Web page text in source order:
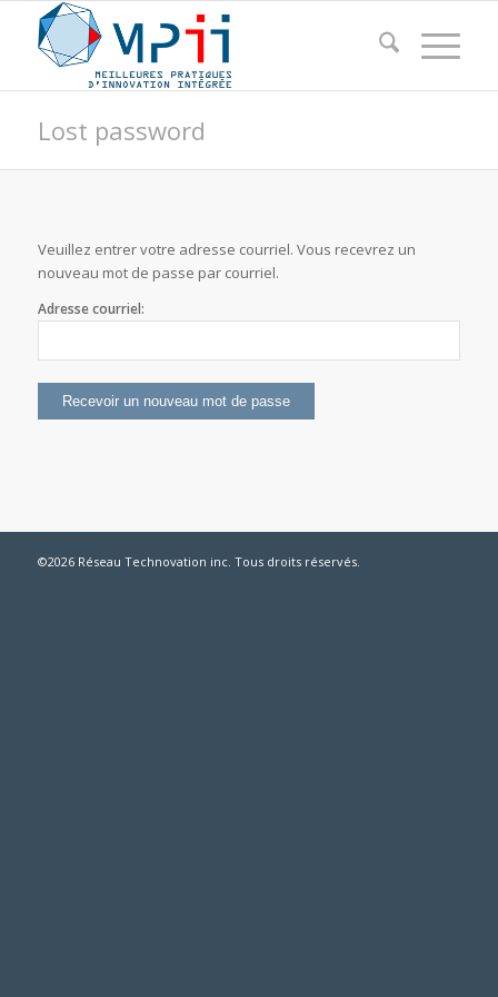
Lost password
Veuillez entrer votre adresse courriel. Vous recevrez un
nouveau mot de passe par courriel.
Adresse courriel:
©2026 Réseau Technovation inc. Tous droits réservés.